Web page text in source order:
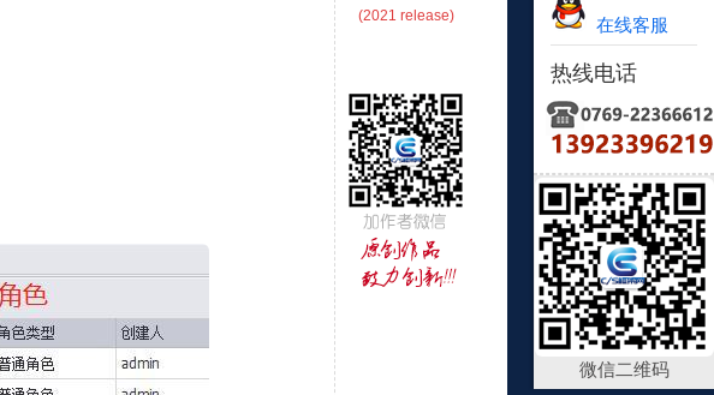
在线客服
热线电话
微信二维码
(2021 release)